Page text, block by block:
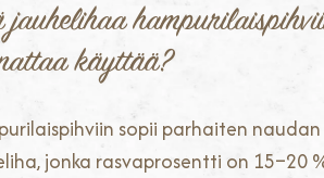
jauhelihaa
käyttää?
sopii parhaiten naudan
jonka rasvaprosentti on 15–20